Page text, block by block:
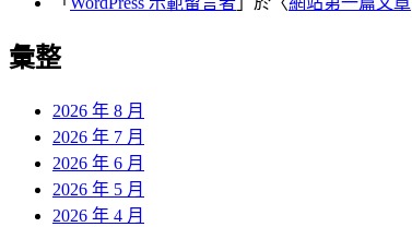
彙整
2026 年 8 月
2026 年 7 月
2026 年 6 月
2026 年 5 月
2026 年 4 月